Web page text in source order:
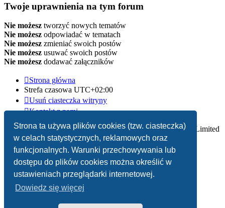
Strona ta używa plików cookies (tzw. ciasteczka)
w celach statystycznych, reklamowych oraz
funkcjonalnych. Warunki przechowywania lub
dostępu do plików cookies można określić w
ustawieniach przeglądarki internetowej.
Dowiedz się więcej
Twoje uprawnienia na tym forum
Nie możesz tworzyć nowych tematów
Nie możesz odpowiadać w tematach
Nie możesz zmieniać swoich postów
Nie możesz usuwać swoich postów
Nie możesz dodawać załączników
Strona główna
Strefa czasowa UTC+02:00
Usuń ciasteczka witryny
Kontakt z nami
Technologię dostarczaphpBB® Forum Software © phpBB Limited
Polski pakiet językowy dostarczaphpBB.pl
Zasady ochrony danych osobowych |Regulamin